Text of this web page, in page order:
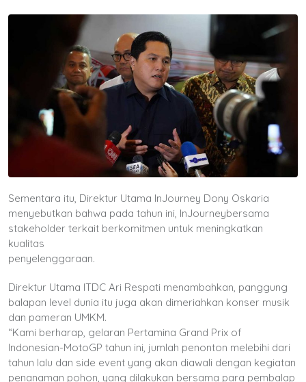
Sementara itu, Direktur Utama InJourney Dony Oskaria
menyebutkan bahwa pada tahun ini, InJourneybersama
stakeholder terkait berkomitmen untuk meningkatkan
kualitas
penyelenggaraan.
Direktur Utama ITDC Ari Respati menambahkan, panggung
balapan level dunia itu juga akan dimeriahkan konser musik
dan pameran UMKM.
“Kami berharap, gelaran Pertamina Grand Prix of
Indonesian-MotoGP tahun ini, jumlah penonton melebihi dari
tahun lalu dan side event yang akan diawali dengan kegiatan
penanaman pohon, yang dilakukan bersama para pembalap